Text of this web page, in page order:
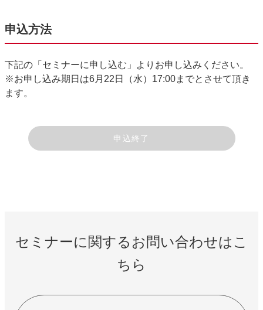
申込方法
下記の「セミナーに申し込む」よりお申し込みください。
※お申し込み期日は6月22日（水）17:00までとさせて頂き
ます。
申込終了
セミナーに関するお問い合わせはこ
ちら